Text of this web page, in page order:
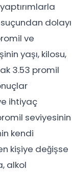
dolayı
ve
yaşı, kilosu,
3.53 promil
ihtiyaç
seviyesinin
kendi
kişiye değişse
alkol